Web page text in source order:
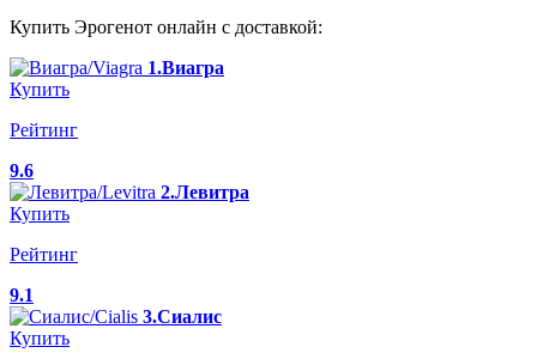
Купить Эрогенот онлайн с доставкой:
1.Виагра
Купить
Рейтинг
9.6
2.Левитра
Купить
Рейтинг
9.1
3.Сиалис
Купить